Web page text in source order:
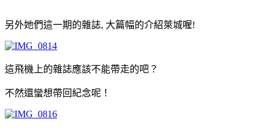
另外她們這一期的雜誌, 大篇幅的介紹萊城喔!
這飛機上的雜誌應該不能帶走的吧？
不然還蠻想帶回紀念呢！